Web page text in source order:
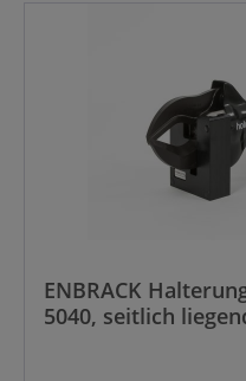
ENBRACK
5040, seitlich